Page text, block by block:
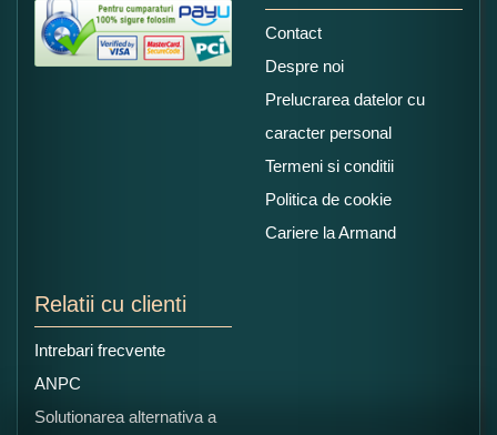
Contact
Despre noi
Prelucrarea datelor cu
caracter personal
Termeni si conditii
Politica de cookie
Cariere la Armand
Relatii cu clienti
Intrebari frecvente
ANPC
Solutionarea alternativa a